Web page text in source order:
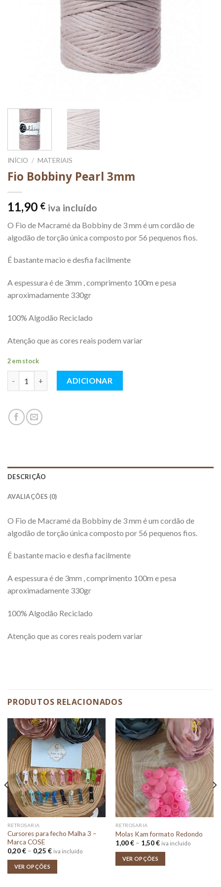
INÍCIO / MATERIAIS
Fio Bobbiny Pearl 3mm
11,90 € iva incluído
O Fio de Macramé da Bobbiny de 3 mm é um cordão de
algodão de torção única composto por 56 pequenos fios.
É bastante macio e desfia facilmente
A espessura é de 3mm , comprimento 100m e pesa
aproximadamente 330gr
100% Algodão Reciclado
Atenção que as cores reais podem variar
2 em stock
ADICIONAR
DESCRIÇÃO
AVALIAÇÕES (0)
O Fio de Macramé da Bobbiny de 3 mm é um cordão de
algodão de torção única composto por 56 pequenos fios.
É bastante macio e desfia facilmente
A espessura é de 3mm , comprimento 100m e pesa
aproximadamente 330gr
100% Algodão Reciclado
Atenção que as cores reais podem variar
PRODUTOS RELACIONADOS
RETROSARIA
Cursores para fecho Malha 3 –
Marca COSE
0,20€ – 0,25 €Price
0,25 €
iva incluído
VER OPÇÕES
RETROSARIA
Molas Kam formato Redondo
1,00€ – 1,50€Price
1,50 €
iva incluído
VER OPÇÕES